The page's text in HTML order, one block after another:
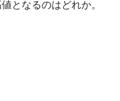
となるのはどれか。